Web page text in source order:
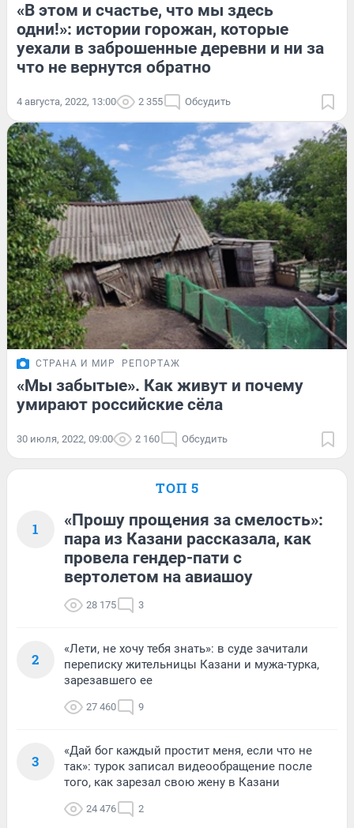
«В этом и счастье, что мы здесь
одни!»: истории горожан, которые
уехали в заброшенные деревни и ни за
что не вернутся обратно
4 августа, 2022, 13:00 2 355 Обсудить
СТРАНА И МИР РЕПОРТАЖ
«Мы забытые». Как живут и почему
умирают российские сёла
30 июля, 2022, 09:00 2 160 Обсудить
ТОП 5
1
«Прошу прощения за смелость»:
пара из Казани рассказала, как
провела гендер-пати с
вертолетом на авиашоу
28 175 3
2
«Лети, не хочу тебя знать»: в суде зачитали
переписку жительницы Казани и мужа-турка,
зарезавшего ее
27 460 9
3
«Дай бог каждый простит меня, если что не
так»: турок записал видеообращение после
того, как зарезал свою жену в Казани
24 476 2